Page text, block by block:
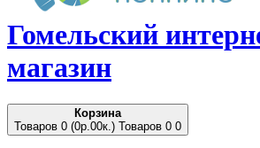
Гомельский
магазин
Корзина
Товаров 0 (0p.00к.) Товаров 0 0